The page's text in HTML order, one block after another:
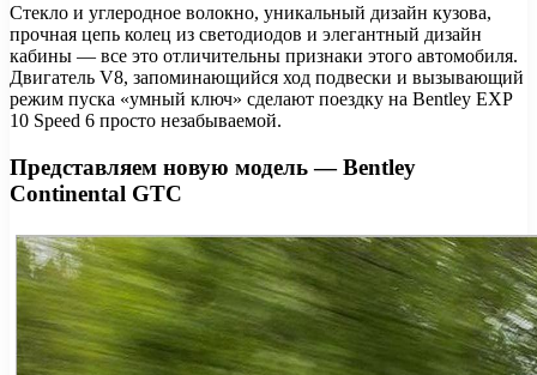
Стекло и углеродное волокно, уникальный дизайн кузова,
прочная цепь колец из светодиодов и элегантный дизайн
кабины — все это отличительны признаки этого автомобиля.
Двигатель V8, запоминающийся ход подвески и вызывающий
режим пуска «умный ключ» сделают поездку на Bentley EXP
10 Speed 6 просто незабываемой.
Представляем новую модель — Bentley
Continental GTC